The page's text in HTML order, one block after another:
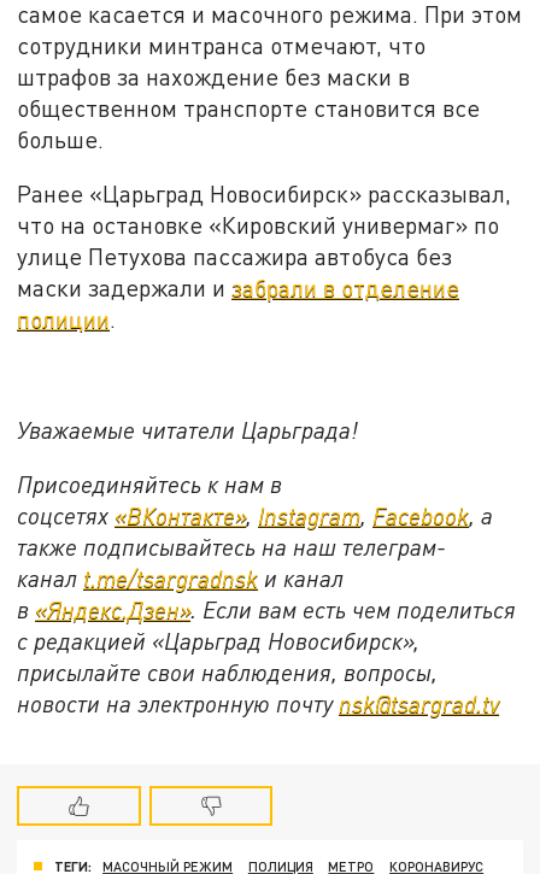
самое касается и масочного режима. При этом
сотрудники минтранса отмечают, что
штрафов за нахождение без маски в
общественном транспорте становится все
больше.
Ранее «Царьград Новосибирск» рассказывал,
что на остановке «Кировский универмаг» по
улице Петухова пассажира автобуса без
маски задержали изабрали в отделение
полиции.
Уважаемые читатели Царьграда!
Присоединяйтесь к нам в
соцсетях «ВКонтакте», Instagram, Facebook, а
также подписывайтесь на наш телеграм-
канал t.me/tsargradnsk и канал
в «Яндекс.Дзен». Если вам есть чем поделиться
с редакцией «Царьград Новосибирск»,
присылайте свои наблюдения, вопросы,
новости на электронную почту nsk@tsargrad.tv
ТЕГИ: МАСОЧНЫЙ РЕЖИМ ПОЛИЦИЯ МЕТРО КОРОНАВИРУС